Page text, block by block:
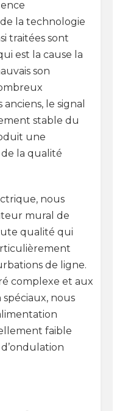
la technologie
traitées sont
est la cause la
son
le signal
stable du
une
la qualité
nous
mural de
qualité qui
de ligne.
complexe et aux
nous
faible